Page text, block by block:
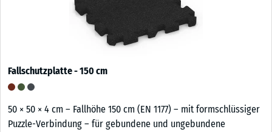
Fallschutzplatte - 150 cm
50 × 50 × 4 cm – Fallhöhe 150 cm (EN 1177) – mit formschlüssiger
Puzzle-Verbindung – für gebundene und ungebundene